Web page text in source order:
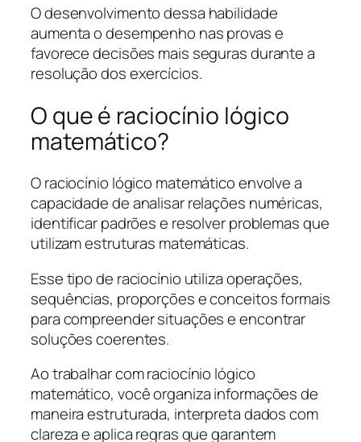
O desenvolvimento dessa habilidade
aumenta o desempenho nas provas e
favorece decisões mais seguras durante a
resolução dos exercícios.
O que é raciocínio lógico
matemático?
O raciocínio lógico matemático envolve a
capacidade de analisar relações numéricas,
identificar padrões e resolver problemas que
utilizam estruturas matemáticas.
Esse tipo de raciocínio utiliza operações,
sequências, proporções e conceitos formais
para compreender situações e encontrar
soluções coerentes.
Ao trabalhar com raciocínio lógico
matemático, você organiza informações de
maneira estruturada, interpreta dados com
clareza e aplica regras que garantem